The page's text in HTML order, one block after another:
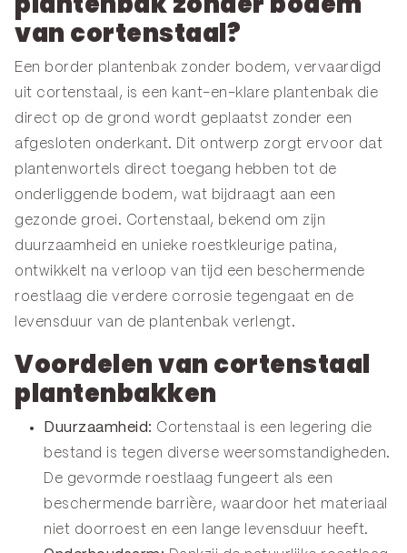
van cortenstaal?
Een border plantenbak zonder bodem, vervaardigd
uit cortenstaal, is een kant-en-klare plantenbak die
direct op de grond wordt geplaatst zonder een
afgesloten onderkant. Dit ontwerp zorgt ervoor dat
plantenwortels direct toegang hebben tot de
onderliggende bodem, wat bijdraagt aan een
gezonde groei. Cortenstaal, bekend om zijn
duurzaamheid en unieke roestkleurige patina,
ontwikkelt na verloop van tijd een beschermende
roestlaag die verdere corrosie tegengaat en de
levensduur van de plantenbak verlengt.
Voordelen van cortenstaal
plantenbakken
Duurzaamheid: Cortenstaal is een legering die
bestand is tegen diverse weersomstandigheden.
De gevormde roestlaag fungeert als een
beschermende barrière, waardoor het materiaal
niet doorroest en een lange levensduur heeft.